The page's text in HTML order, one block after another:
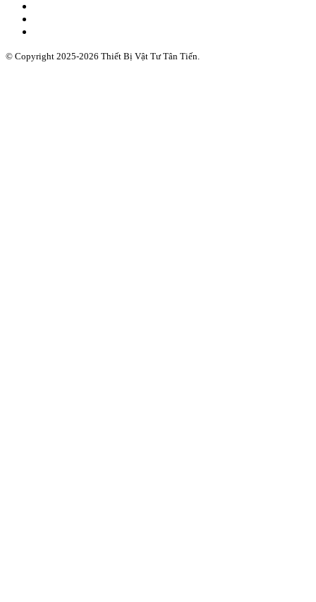
© Copyright 2025-2026 Thiết Bị Vật Tư Tân Tiến.